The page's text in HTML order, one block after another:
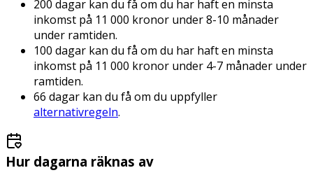
200 dagar kan du få om du har haft en minsta
inkomst på 11 000 kronor under 8-10 månader
under ramtiden.
100 dagar kan du få om du har haft en minsta
inkomst på 11 000 kronor under 4-7 månader under
ramtiden.
66 dagar kan du få om du uppfyller
alternativregeln.
Hur dagarna räknas av